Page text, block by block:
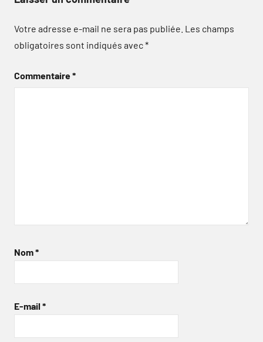
Votre adresse e-mail ne sera pas publiée. Les champs
obligatoires sont indiqués avec*
Commentaire*
Nom*
E-mail *